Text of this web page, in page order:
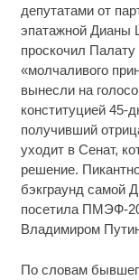
депутатами от
эпатажной Дианы
проскочил
«молчаливого
вынесли на
конституцией 45-
получивший
уходит в Сенат,
решение.
бэкграунд самой
посетила ПМЭФ-
Владимиром
По словам
Ролик
будете
Этот